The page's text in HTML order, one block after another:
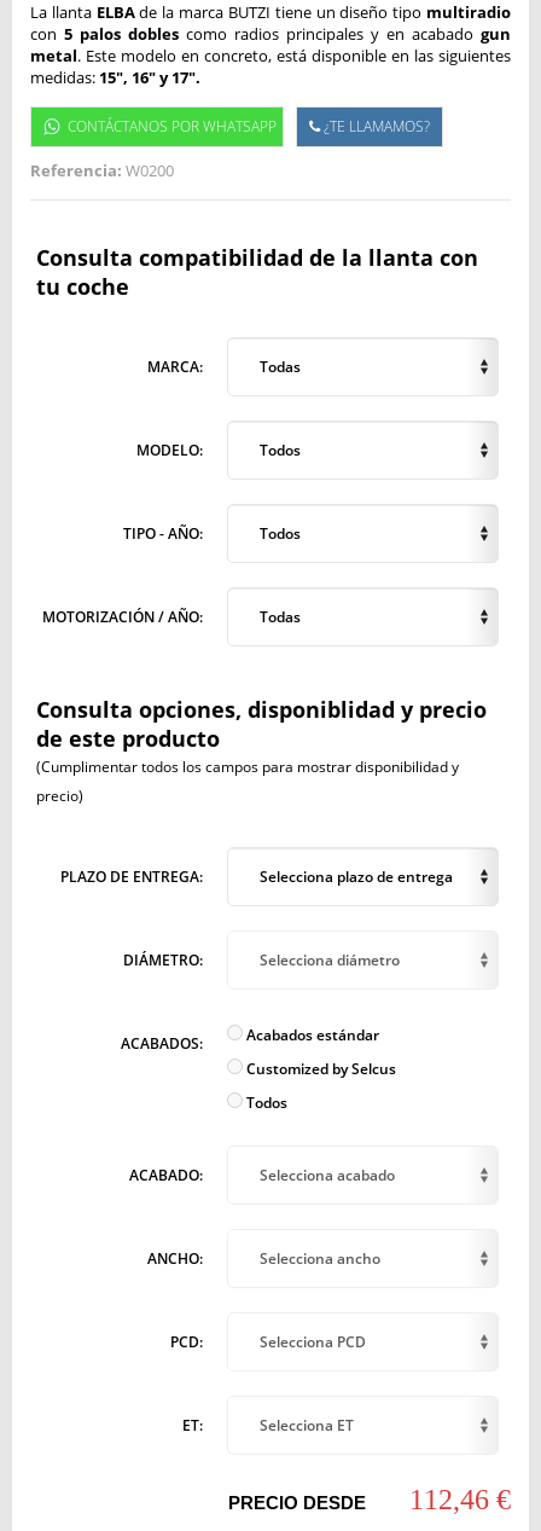
La llanta ELBAde la marca BUTZI tiene un diseño tipo multiradio
con 5 palos dobles como radios principales y en acabado gun
metal. Este modelo en concreto, está disponible en las siguientes
medidas: 15", 16" y 17".
CONTÁCTANOS POR WHATSAPP ¿TE LLAMAMOS?
Referencia: W0200
Consulta compatibilidad de la llanta con
tu coche
MARCA: Todas
MODELO: Todos
TIPO - AÑO: Todos
MOTORIZACIÓN / AÑO: Todas
Consulta opciones, disponiblidad y precio
de este producto
(Cumplimentar todos los campos para mostrar disponibilidad y
precio)
PLAZO DE ENTREGA: Selecciona plazo de entrega
DIÁMETRO: Selecciona diámetro
ACABADOS:
Acabados estándar
Customized by Selcus
Todos
ACABADO: Selecciona acabado
ANCHO: Selecciona ancho
PCD: Selecciona PCD
ET: Selecciona ET
PRECIO DESDE 112,46 €